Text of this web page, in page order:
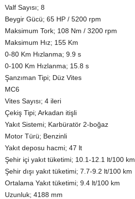
Valf Sayısı; 8
Beygir Gücü; 65 HP / 5200 rpm
Maksimum Tork; 108 Nm / 3200 rpm
Maksimum Hız; 155 Km
0-80 Km Hızlanma; 9.9 s
0-100 Km Hızlanma; 15.8 s
Şanzıman Tipi; Düz Vites
MC6
Vites Sayısı; 4 ileri
Çekiş Tipi; Arkadan itişli
Yakıt Sistemi; Karbüratör 2-boğaz
Motor Türü; Benzinli
Yakıt deposu hacmi; 47 lt
Şehir içi yakıt tüketimi; 10.1-12.1 lt/100 km
Şehir dışı yakıt tüketimi; 7.7-9.2 lt/100 km
Ortalama Yakıt tüketimi; 9.4 lt/100 km
Uzunluk; 4188 mm